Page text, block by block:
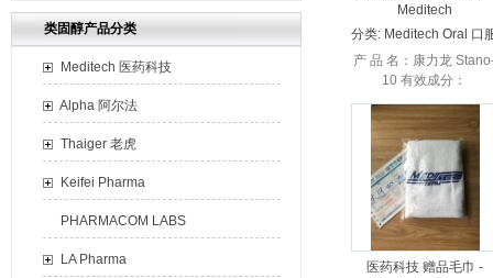
类固醇产品分类
Meditech 医药科技
Alpha 阿尔法
Thaiger 老虎
Keifei Pharma
PHARMACOM LABS
LA Pharma
Meditech
分类: Meditech Oral 口
产 品 名：康力龙
10 有效成分：
Stanozolol 生 产 商：
Meditech 医药科技 产
规格：10mg X 10...
医药科技 赠品毛巾 -